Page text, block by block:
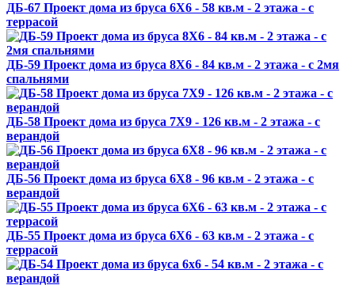
ДБ-67 Проект дома из бруса 6X6 - 58 кв.м - 2 этажа - с
террасой
ДБ-59 Проект дома из бруса 8X6 - 84 кв.м - 2 этажа - с 2мя
спальнями
ДБ-58 Проект дома из бруса 7X9 - 126 кв.м - 2 этажа - с
верандой
ДБ-56 Проект дома из бруса 6X8 - 96 кв.м - 2 этажа - с
верандой
ДБ-55 Проект дома из бруса 6X6 - 63 кв.м - 2 этажа - с
террасой